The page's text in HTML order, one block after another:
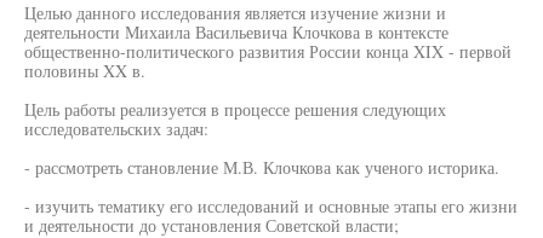
Целью данного исследования является изучение жизни и
деятельности Михаила Васильевича Клочкова в контексте
общественно-политического развития России конца XIX - первой
половины XX в.
Цель работы реализуется в процессе решения следующих
исследовательских задач:
- рассмотреть становление М.В. Клочкова как ученого историка.
- изучить тематику его исследований и основные этапы его жизни
и деятельности до установления Советской власти;